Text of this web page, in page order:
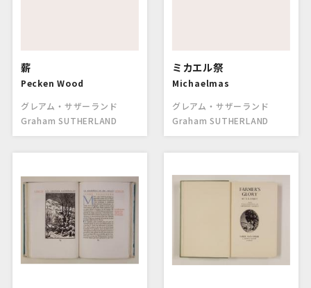
薪
Pecken Wood
グレアム・サザーランド
Graham SUTHERLAND
ミカエル祭
Michaelmas
グレアム・サザーランド
Graham SUTHERLAND